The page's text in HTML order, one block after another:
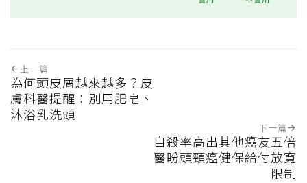
上一篇
為何頭皮屑越來越多？皮
膚科醫提醒：別用肥皂、
沐浴乳洗頭
下一篇
自殺率高出其他癌友五倍
醫盼頭頸癌健保給付放寬
限制